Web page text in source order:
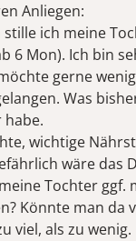
Anliegen:
ich meine
6 Mon). Ich bin
gerne
Was
habe.
wichtige
wäre das
Tochter
Könnte man da
viel, als zu wenig.